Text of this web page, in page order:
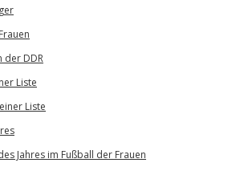
der DDR
Liste
Liste
Jahres im Fußball der Frauen